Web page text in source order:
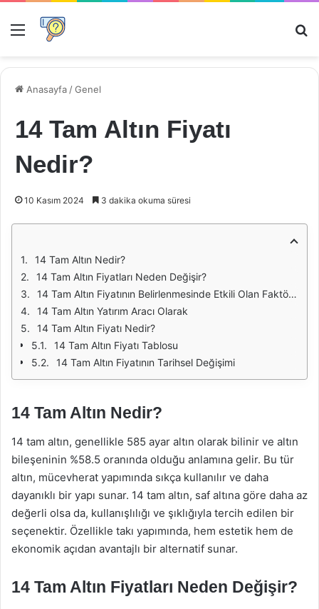
Menü
Anasayfa /Genel
14 Tam Altın Fiyatı
Nedir?
10 Kasım 2024 3 dakika okuma süresi
14 Tam Altın Nedir?
14 Tam Altın Fiyatları Neden Değişir?
14 Tam Altın Fiyatının Belirlenmesinde Etkili Olan Faktörler
14 Tam Altın Yatırım Aracı Olarak
14 Tam Altın Fiyatı Nedir?
14 Tam Altın Fiyatı Tablosu
14 Tam Altın Fiyatının Tarihsel Değişimi
14 Tam Altın Nedir?
14 tam altın, genellikle 585 ayar altın olarak bilinir ve altın
bileşeninin %58.5 oranında olduğu anlamına gelir. Bu tür
altın, mücevherat yapımında sıkça kullanılır ve daha
dayanıklı bir yapı sunar. 14 tam altın, saf altına göre daha az
değerli olsa da, kullanışlılığı ve şıklığıyla tercih edilen bir
seçenektir. Özellikle takı yapımında, hem estetik hem de
ekonomik açıdan avantajlı bir alternatif sunar.
14 Tam Altın Fiyatları Neden Değişir?